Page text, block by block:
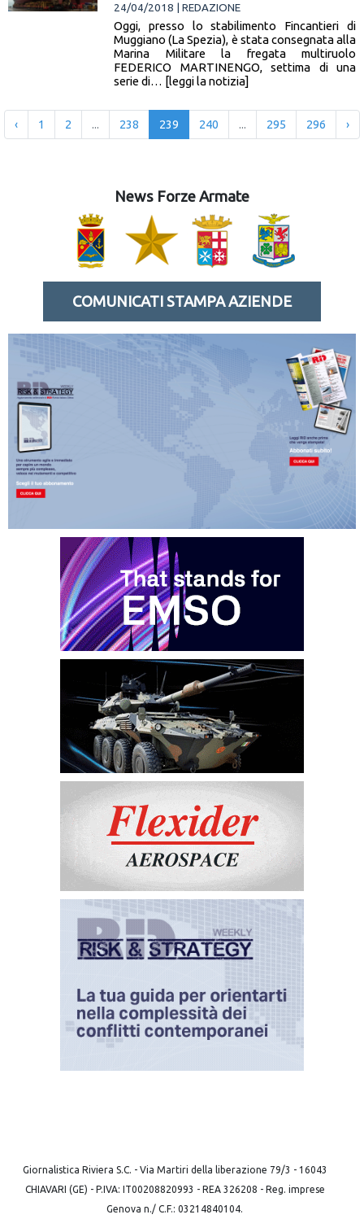
24/04/2018 | REDAZIONE
Oggi, presso lo stabilimento Fincantieri di
Muggiano (La Spezia), è stata consegnata alla
Marina Militare la fregata multiruolo
FEDERICO MARTINENGO, settima di una
serie di… [leggi la notizia]
‹ 1 2 ... 238 239 240 ... 295 296 ›
News Forze Armate
COMUNICATI STAMPA AZIENDE
Giornalistica Riviera S.C. - Via Martiri della liberazione 79/3 - 16043
CHIAVARI (GE) - P.IVA: IT00208820993 - REA 326208 - Reg. imprese
Genova n./ C.F.: 03214840104.